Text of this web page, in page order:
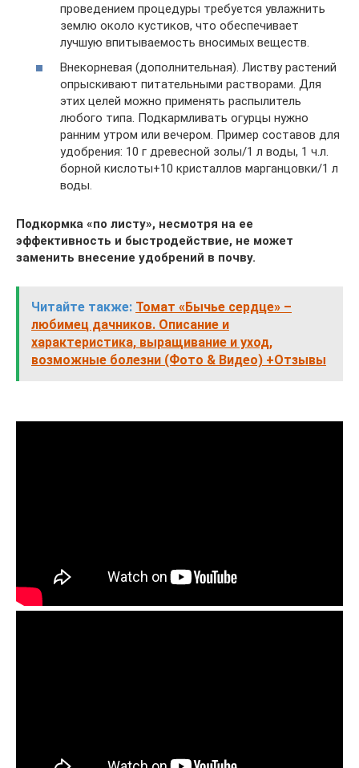
проведением процедуры требуется увлажнить
землю около кустиков, что обеспечивает
лучшую впитываемость вносимых веществ.
Внекорневая (дополнительная). Листву растений
опрыскивают питательными растворами. Для
этих целей можно применять распылитель
любого типа. Подкармливать огурцы нужно
ранним утром или вечером. Пример составов для
удобрения: 10 г древесной золы/1 л воды, 1 ч.л.
борной кислоты+10 кристаллов марганцовки/1 л
воды.
Подкормка «по листу», несмотря на ее
эффективность и быстродействие, не может
заменить внесение удобрений в почву.
Читайте также: Томат «Бычье сердце» –
любимец дачников. Описание и
характеристика, выращивание и уход,
возможные болезни (Фото & Видео) +Отзывы